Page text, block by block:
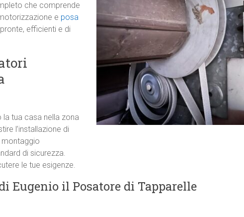
che comprende
e posa
efficienti e di
tua casa nella zona
l’installazione di
montaggio
di sicurezza.
le tue esigenze.
Eugenio il Posatore di Tapparelle